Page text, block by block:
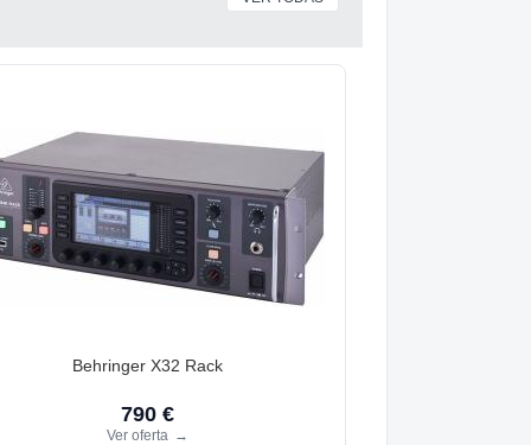
Behringer X32 Rack
790 €
Ver oferta →